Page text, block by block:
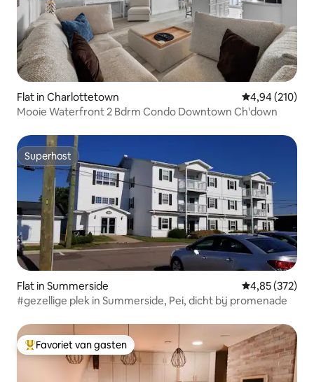
Flat in Charlottetown Gemiddelde
4,94 (210)
Mooie Waterfront 2 Bdrm Condo Downtown Ch'down
Superhost
Superhost
Flat in Summerside Gemiddelde
4,85 (372)
#gezellige plek in Summerside, Pei, dicht bij promenade
Topfavoriet van gasten
Favoriet van gasten